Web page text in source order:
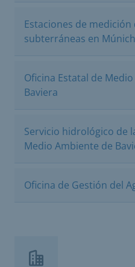
Estaciones de medición
subterráneas en Múnich
Oficina Estatal de
Baviera
Servicio hidrológico de
Medio Ambiente de
Oficina de Gestión del